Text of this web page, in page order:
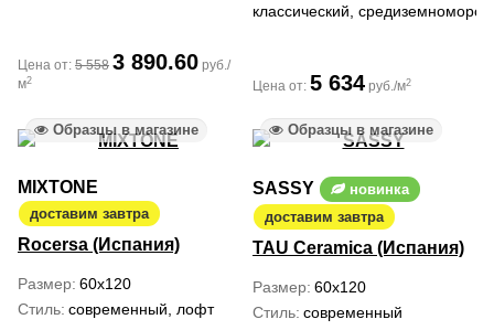
Цена от: 5 558 3 890.60 руб./
м2
классический,
Цена от: 5 634 руб./м2
Образцы в магазине
MIXTONE
доставим завтра
Rocersa (Испания)
Размер 60x120
Стиль современный, лофт
Образцы в магазине
SASSY
новинка
доставим завтра
TAU Ceramica (Испания)
Размер 60x120
Стиль современный